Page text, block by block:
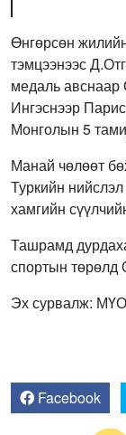
Өнгөрсөн
тэмцээнээс
медаль авснаар
Ингэснээр
Монголын 5
Манай чөлөөт
Туркийн
хамгийн
Ташрамд
спортын төрөлд
Эх сурвалж:
Facebook